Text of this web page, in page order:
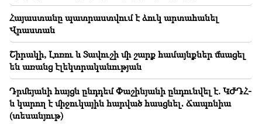
Հայաստանը պատրաստվում է ձուկ արտահանել
Վրաստան
Շիրակի, Լոռու և Տավուշի մի շարք համայնքներ մնացել
են առանց էլեկտրականության
Դրմեյանի հայցն ընդդեմ Փաշինյանի ընդունվել է. ԿԺԴՀ-
ն կարող է միջուկային հարված հասցնել․ Ճապոնիա
(տեսանյութ)